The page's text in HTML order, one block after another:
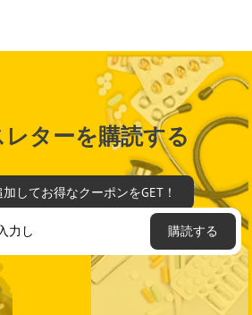
ターを購読する
してお得なクーポンをGET！
購読する